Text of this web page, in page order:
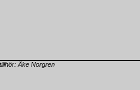
Åke Norgren